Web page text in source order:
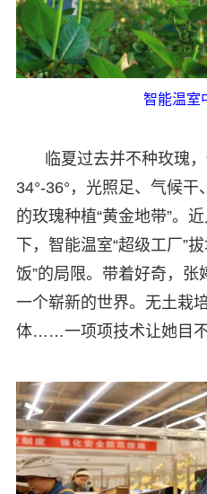
智能温室
临夏过去并不种玫瑰
34°-36°，光照足、气候
的玫瑰种植“黄金地带”。
下，智能温室“超级工厂”
饭”的局限。带着好奇，张
一个崭新的世界。无土栽
体……一项项技术让她目不